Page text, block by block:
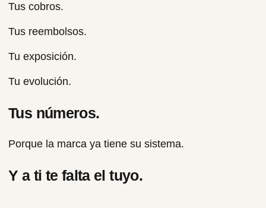
Tus cobros.
Tus reembolsos.
Tu exposición.
Tu evolución.
Tus números.
Porque la marca ya tiene su sistema.
Y a ti te falta el tuyo.